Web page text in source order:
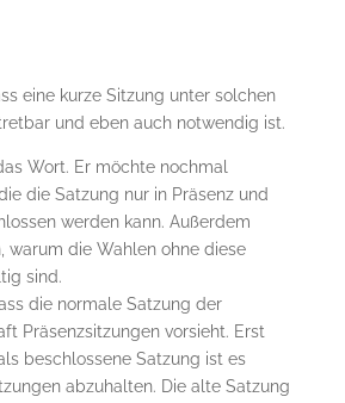
eine kurze Sitzung unter solchen
und eben auch notwendig ist.
Wort. Er möchte nochmal
die Satzung nur in Präsenz und
werden kann. Außerdem
warum die Wahlen ohne diese
sind.
die normale Satzung der
Präsenzsitzungen vorsieht. Erst
beschlossene Satzung ist es
abzuhalten. Die alte Satzung